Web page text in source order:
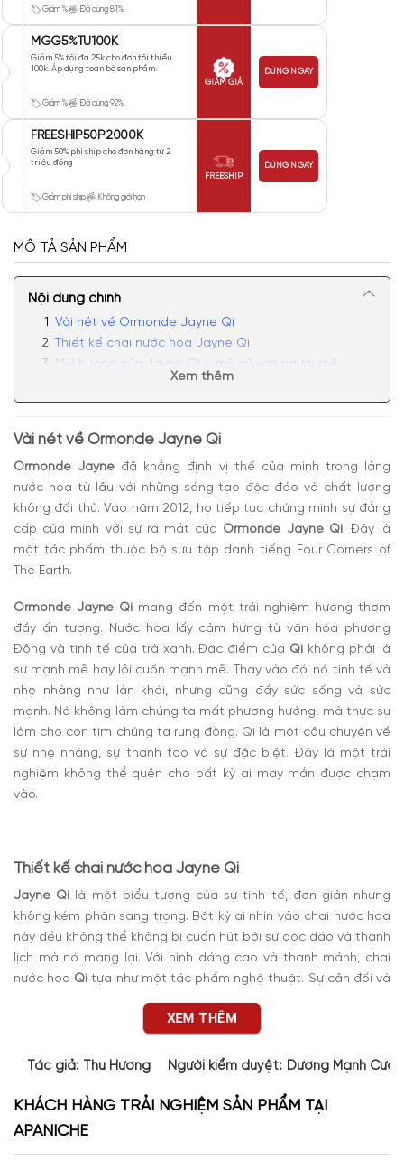
Giảm % Đã dùng 81%
MGG5%TU100K
Giảm 5% tối đa 25k cho đơn tối thiểu
100k. Áp dụng toàn bộ sản phẩm.
Giảm % Đã dùng 92%
GIẢM GIÁ
DÙNG NGAY
FREESHIP50P2000K
Giảm 50% phí ship cho đơn hàng từ 2
triệu đồng
Giảm phí ship Không giới hạn
FREESHIP
DÙNG NGAY
MÔ TẢ SẢN PHẨM
Nội dung chính
Vài nét về Ormonde Jayne Qi
Thiết kế chai nước hoa Jayne Qi
Mùi hương của Jayne Qi – mỹ nữ vạn người mê
Xem thêm
Vài nét về Ormonde Jayne Qi
Ormonde Jayne đã khẳng định vị thế của mình trong làng
nước hoa từ lâu với những sáng tạo độc đáo và chất lượng
không đối thủ. Vào năm 2012, họ tiếp tục chứng minh sự đẳng
cấp của mình với sự ra mắt của Ormonde Jayne Qi. Đây là
một tác phẩm thuộc bộ sưu tập danh tiếng Four Corners of
The Earth.
Ormonde Jayne Qi mang đến một trải nghiệm hương thơm
đầy ấn tượng. Nước hoa lấy cảm hứng từ văn hóa phương
Đông và tinh tế của trà xanh. Đặc điểm của Qi không phải là
sự mạnh mẽ hay lôi cuốn mạnh mẽ. Thay vào đó, nó tinh tế và
nhẹ nhàng như làn khói, nhưng cũng đầy sức sống và sức
mạnh. Nó không làm chúng ta mất phương hướng, mà thực sự
làm cho con tim chúng ta rung động. Qi là một câu chuyện về
sự nhẹ nhàng, sự thanh tao và sự đặc biệt. Đây là một trải
nghiệm không thể quên cho bất kỳ ai may mắn được chạm
vào.
Thiết kế chai nước hoa Jayne Qi
Jayne Qi là một biểu tượng của sự tinh tế, đơn giản nhưng
không kém phần sang trọng. Bất kỳ ai nhìn vào chai nước hoa
này đều không thể không bị cuốn hút bởi sự độc đáo và thanh
lịch mà nó mang lại. Với hình dáng cao và thanh mảnh, chai
nước hoa Qitựa như một tác phẩm nghệ thuật. Sự cân đối và
độ dài thuôn của chai còn tạo ra một cảm giác thanh thoát
Lớp thủy tinh trong suốt của chai nước hoa làm nổi bật màu
hiệu ứng mờ đẹp mắt. Khi ánh sáng chiếu qua, màu sắc của
XEM THÊM
Tác giả: Thu Hương Người kiểm duyệt: Dương Mạnh
KHÁCH HÀNG TRẢI NGHIỆM SẢN PHẨM TẠI
APANICHE